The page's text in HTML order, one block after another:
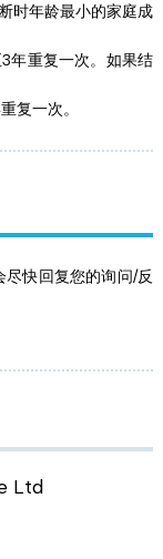
时年龄最小的家庭成
年重复一次。如果结
复一次。
快回复您的询问/反
Ltd